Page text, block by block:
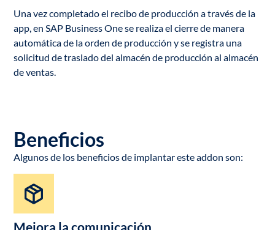
Una vez completado el recibo de producción a través de la
app, en SAP Business One se realiza el cierre de manera
automática de la orden de producción y se registra una
solicitud de traslado del almacén de producción al almacén
de ventas.
Beneficios
Algunos de los beneficios de implantar este addon son:
Mejora la comunicación